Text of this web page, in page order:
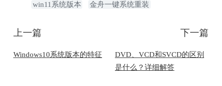
win11系统版本 金舟一键系统重装
上一篇
Windows10系统版本的特征
下一篇
DVD、VCD和SVCD的区别
是什么？详细解答